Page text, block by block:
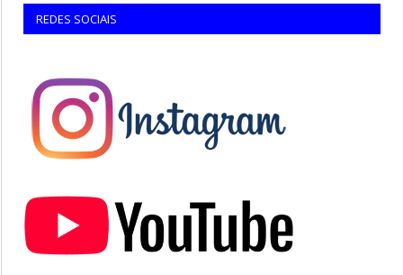
REDES SOCIAIS